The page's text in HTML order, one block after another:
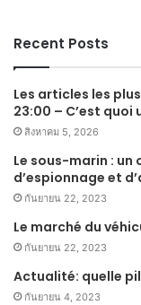
Recent Posts
Les articles les
23:00 – C’est
สิงหาคม 5, 2026
Le sous-marin :
d’espionnage et
กันยายน 22, 2023
Le marché du
กันยายน 22, 2023
Actualité: quelle
กันยายน 4, 2023